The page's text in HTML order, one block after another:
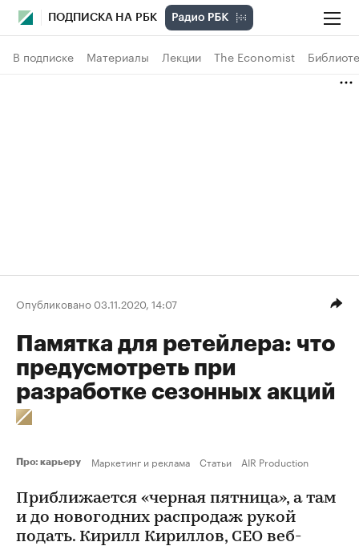
ПОДПИСКА НА РБК
В подписке Материалы Лекции The Economist
Опубликовано 03.11.2020, 14:07
Памятка для ретейлера: что
предусмотреть при
разработке сезонных акций
Про: карьеру Маркетинг и реклама Статьи AIR Production
Приближается «черная пятница», а там
и до новогодних распродаж рукой
подать. Кирилл Кириллов, CEO веб-